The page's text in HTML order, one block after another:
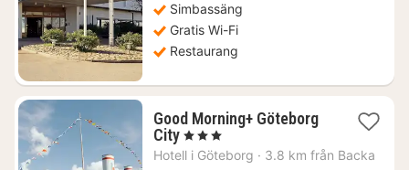
Simbassäng
Gratis Wi-Fi
Restaurang
Good Morning+ Göteborg
City1
natt
, 3 Stjärnor
Hotell i Göteborg · 3.8 km från Backa